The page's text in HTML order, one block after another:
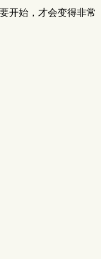
开始，才会变得非常